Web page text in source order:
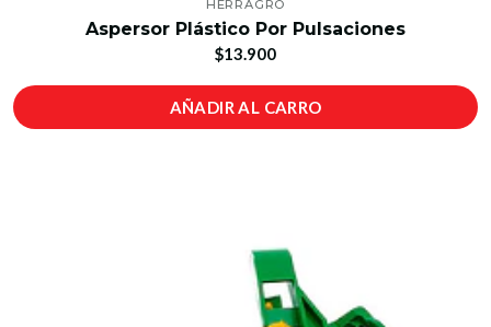
HERRAGRO
Aspersor Plástico Por Pulsaciones
$13.900
AÑADIR AL CARRO